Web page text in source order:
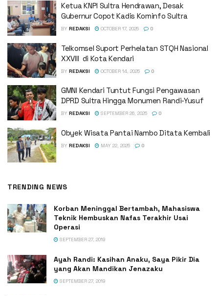
Ketua KNPI Sultra Hendrawan, Desak
Gubernur Copot Kadis Kominfo Sultra
BY REDAKSI OCTOBER 17, 2025 0
Telkomsel Suport Perhelatan STQH Nasional
XXVIII di Kota Kendari
BY REDAKSI OCTOBER 14, 2025 0
GMNI Kendari Tuntut Fungsi Pengawasan
DPRD Sultra Hingga Monumen Randi-Yusuf ‎
BY REDAKSI SEPTEMBER 26, 2025 0
Obyek Wisata Pantai Nambo Ditata Kembali
BY REDAKSI MAY 22, 2025 0
TRENDING NEWS
Korban Meninggal Bertambah, Mahasiswa
Teknik Hembuskan Nafas Terakhir Usai
Operasi
SEPTEMBER 27, 2019
Ayah Randi: Kasihan Anaku, Saya Pikir Dia
yang Akan Mandikan Jenazaku
SEPTEMBER 27, 2019